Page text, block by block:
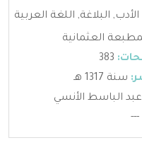
الأدب, البلاغة, اللغة العربية
العثمانية
سنة 1317 هـ
عبد الباسط الأنسي
---